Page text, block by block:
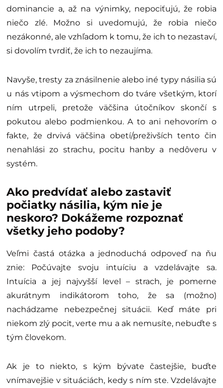
dominancie a, až na výnimky, nepociťujú, že robia
niečo zlé. Možno si uvedomujú, že robia niečo
nezákonné, ale vzhľadom k tomu, že ich to nezastaví,
si dovolím tvrdiť, že ich to nezaujíma.
Navyše, tresty za znásilnenie alebo iné typy násilia sú
u nás vtipom a výsmechom do tváre všetkým, ktorí
ním utrpeli, pretože väčšina útočníkov skončí s
pokutou alebo podmienkou. A to ani nehovorím o
fakte, že drvivá väčšina obetí/preživších tento čin
nenahlási zo strachu, pocitu hanby a nedôveru v
systém.
Ako predvídať alebo zastaviť
počiatky násilia, kým nie je
neskoro? Dokážeme rozpoznať
všetky jeho podoby?
Veľmi častá otázka a jednoduchá odpoveď na ňu
znie: Počúvajte svoju intuíciu a vzdelávajte sa.
Intuícia a jej najvyšší level – strach, je pomerne
akurátnym indikátorom toho, že sa (možno)
nachádzame nebezpečnej situácii. Keď máte pri
niekom zlý pocit, verte mu a ak nemusíte, nebuďte s
tým človekom.
Ak je to niekto, s kým bývate častejšie, buďte
vnímavejšie v situáciách, kedy s ním ste. Vzdelávajte